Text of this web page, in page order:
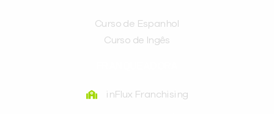
Curso de Espanhol
Curso de Ingês
inFlux Franchising